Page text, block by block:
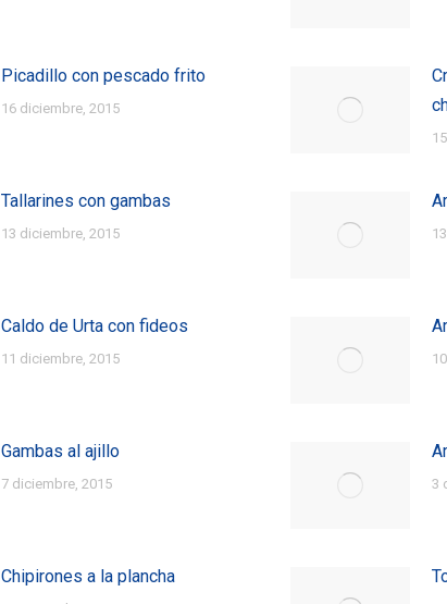
Picadillo con pescado frito
16 diciembre, 2015
Tallarines con gambas
13 diciembre, 2015
Caldo de Urta con fideos
11 diciembre, 2015
Gambas al ajillo
7 diciembre, 2015 3
Chipirones a la plancha